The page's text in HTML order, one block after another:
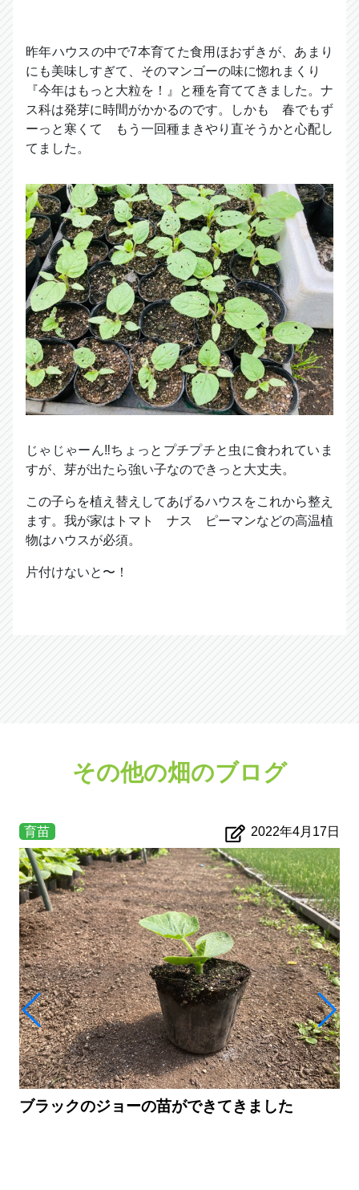
昨年ハウスの中で7本育てた食用ほおずきが、あまり
にも美味しすぎて、そのマンゴーの味に惚れまくり
『今年はもっと大粒を！』と種を育ててきました。ナ
ス科は発芽に時間がかかるのです。しかも 春でもず
ーっと寒くて もう一回種まきやり直そうかと心配し
てました。
じゃじゃーん‼︎ちょっとプチプチと虫に食われていま
すが、芽が出たら強い子なのできっと大丈夫。
この子らを植え替えしてあげるハウスをこれから整え
ます。我が家はトマト ナス ピーマンなどの高温植
物はハウスが必須。
片付けないと〜！
その他の畑のブログ
育苗 2022年4月17日
ブラックのジョーの苗ができてきました